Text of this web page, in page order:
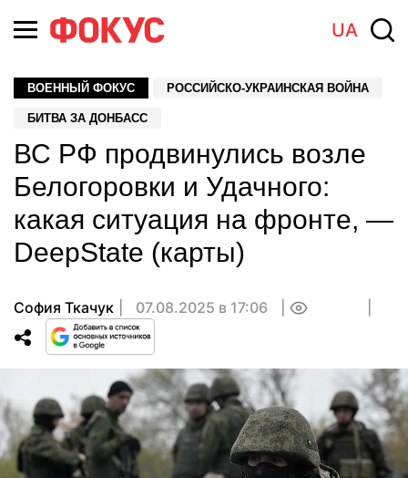
UA
ВОЕННЫЙ ФОКУС РОССИЙСКО-УКРАИНСКАЯ ВОЙНА
БИТВА ЗА ДОНБАСС
ВС РФ продвинулись возле
Белогоровки и Удачного:
какая ситуация на фронте, —
DeepState (карты)
София Ткачук 07.08.2025 в 17:06